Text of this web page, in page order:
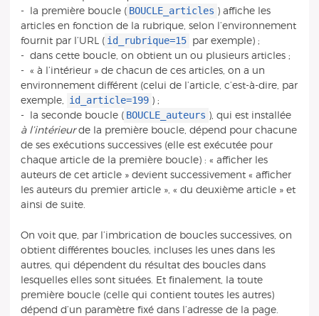
- la première boucle ( BOUCLE_articles ) affiche les
articles en fonction de la rubrique, selon l’environnement
fournit par l’URL ( id_rubrique=15 par exemple) ;
- dans cette boucle, on obtient un ou plusieurs articles ;
- « à l’intérieur » de chacun de ces articles, on a un
environnement différent (celui de l’article, c’est-à-dire, par
exemple, id_article=199 ) ;
- la seconde boucle ( BOUCLE_auteurs ), qui est installée
à l’intérieurde la première boucle, dépend pour chacune
de ses exécutions successives (elle est exécutée pour
chaque article de la première boucle) : « afficher les
auteurs de cet article » devient successivement « afficher
les auteurs du premier article », « du deuxième article » et
ainsi de suite.
On voit que, par l’imbrication de boucles successives, on
obtient différentes boucles, incluses les unes dans les
autres, qui dépendent du résultat des boucles dans
lesquelles elles sont situées. Et finalement, la toute
première boucle (celle qui contient toutes les autres)
dépend d’un paramètre fixé dans l’adresse de la page.